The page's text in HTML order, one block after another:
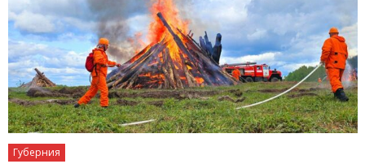
Губерния